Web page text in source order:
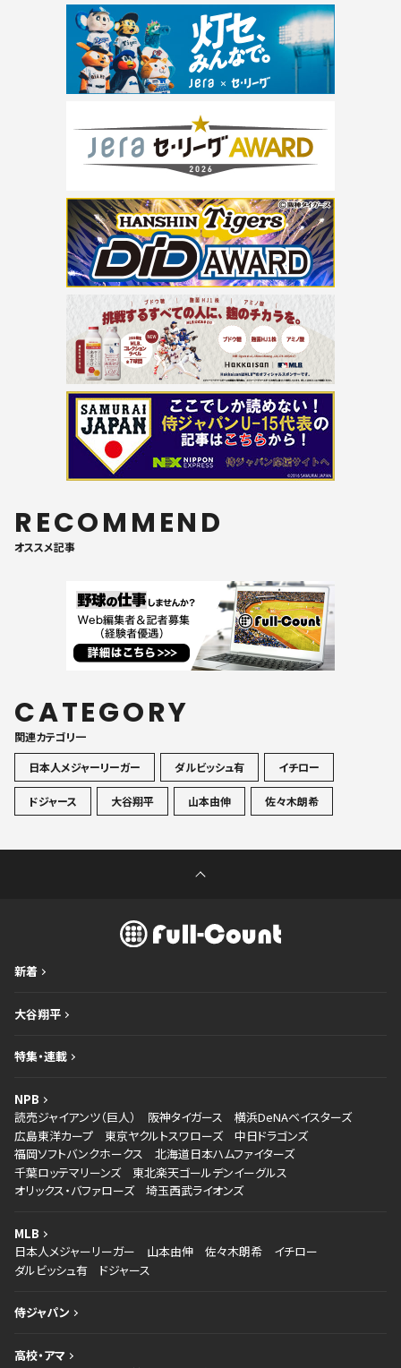
RECOMMEND
オススメ記事
CATEGORY
関連カテゴリ一
日本人メジャーリーガー
ダルビッシュ有 イチロー
ドジャース 大谷翔平 山本由伸 佐々木朗希
新着
大谷翔平
特集・連載
NPB
読売ジャイアンツ（巨人）
阪神タイガース
横浜DeNAベイスターズ
広島東洋カープ
東京ヤクルトスワローズ
中日ドラゴンズ
福岡ソフトバンクホークス
北海道日本ハムファイターズ
千葉ロッテマリーンズ
東北楽天ゴールデンイーグルス
オリックス・バファローズ
埼玉西武ライオンズ
MLB
日本人メジャーリーガー
山本由伸 佐々木朗希
イチロー
ダルビッシュ有
ドジャース
侍ジャパン
高校・アマ